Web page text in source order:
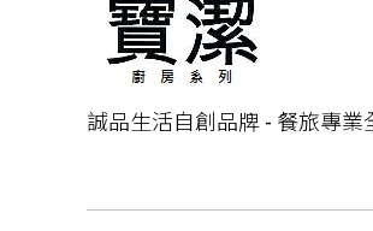
誠品生活自創品牌 - 餐旅專業